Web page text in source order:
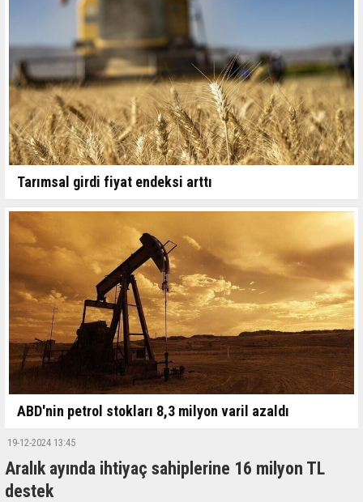
Tarımsal girdi fiyat endeksi arttı
ABD'nin petrol stokları 8,3 milyon varil azaldı
19-12-2024 13:45
Aralık ayında ihtiyaç sahiplerine 16 milyon TL
destek